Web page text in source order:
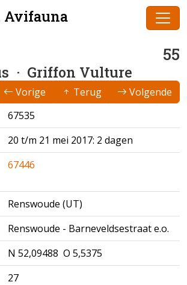
Avifauna
55
· Griffon Vulture
Vorige Terug
Volgende
67535
20 t/m 21 mei 2017: 2 dagen
67446
Renswoude (UT)
Renswoude - Barneveldsestraat e.o.
N 52,09488 O 5,5375
27